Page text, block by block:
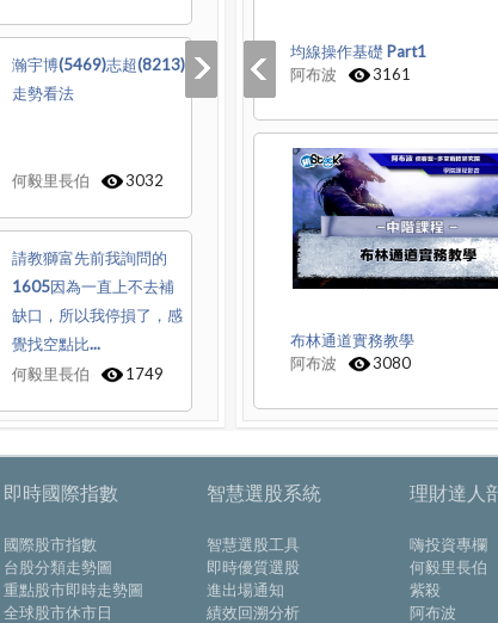
瀚宇博(5469)志超(8213)
走勢看法
何毅里長伯 3032
請教獅富先前我詢問的
1605因為一直上不去補
缺口，所以我停損了，感
覺找空點比...
何毅里長伯
1749
均線操作基礎 Part1
阿布波
3161
布林通道實務教學
阿布波
3080
即時國際指數
國際股市指數
台股分類走勢圖
重點股市即時走勢圖
全球股市休市日
智慧選股系統
智慧選股工具
即時優質選股
進出場通知
績效回溯分析
理財達人
嗨投資專欄
何毅里長伯
紫殺
阿布波